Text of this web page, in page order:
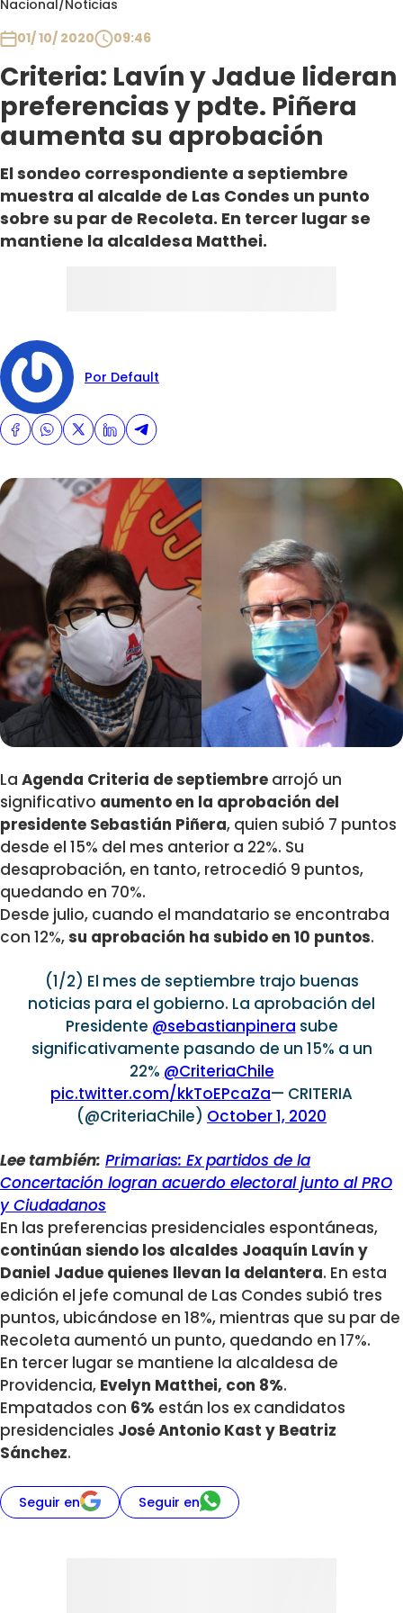
Nacional/Noticias
01/ 10/ 2020
09:46
Criteria: Lavín y Jadue lideran
preferencias y pdte. Piñera
aumenta su aprobación
El sondeo correspondiente a septiembre
muestra al alcalde de Las Condes un punto
sobre su par de Recoleta. En tercer lugar se
mantiene la alcaldesa Matthei.
Por Default
La Agenda Criteria de septiembre arrojó un
significativo aumento en la aprobación del
presidente Sebastián Piñera, quien subió 7 puntos
desde el 15% del mes anterior a 22%. Su
desaprobación, en tanto, retrocedió 9 puntos,
quedando en 70%.
Desde julio, cuando el mandatario se encontraba
con 12%,su aprobación ha subido en 10 puntos.
(1/2) El mes de septiembre trajo buenas
noticias para el gobierno. La aprobación del
Presidente @sebastianpinera sube
significativamente pasando de un 15% a un
22% @CriteriaChile
pic.twitter.com/kkToEPcaZa— CRITERIA
(@CriteriaChile) October 1, 2020
Lee también: Primarias: Ex partidos de la
Concertación logran acuerdo electoral junto al PRO
y Ciudadanos
En las preferencias presidenciales espontáneas,
continúan siendo los alcaldes Joaquín Lavín y
Daniel Jadue quienes llevan la delantera. En esta
edición el jefe comunal de Las Condes subió tres
puntos, ubicándose en 18%, mientras que su par de
Recoleta aumentó un punto, quedando en 17%.
En tercer lugar se mantiene la alcaldesa de
Providencia, Evelyn Matthei, con 8%.
Empatados con 6% están los ex candidatos
presidenciales José Antonio Kast y Beatriz
Sánchez.
Seguir en Seguir en
Club De La Comedia
Contigo en Directo
Plan Perfecto
El Tiempo
Sabingo
Todos Los Programas